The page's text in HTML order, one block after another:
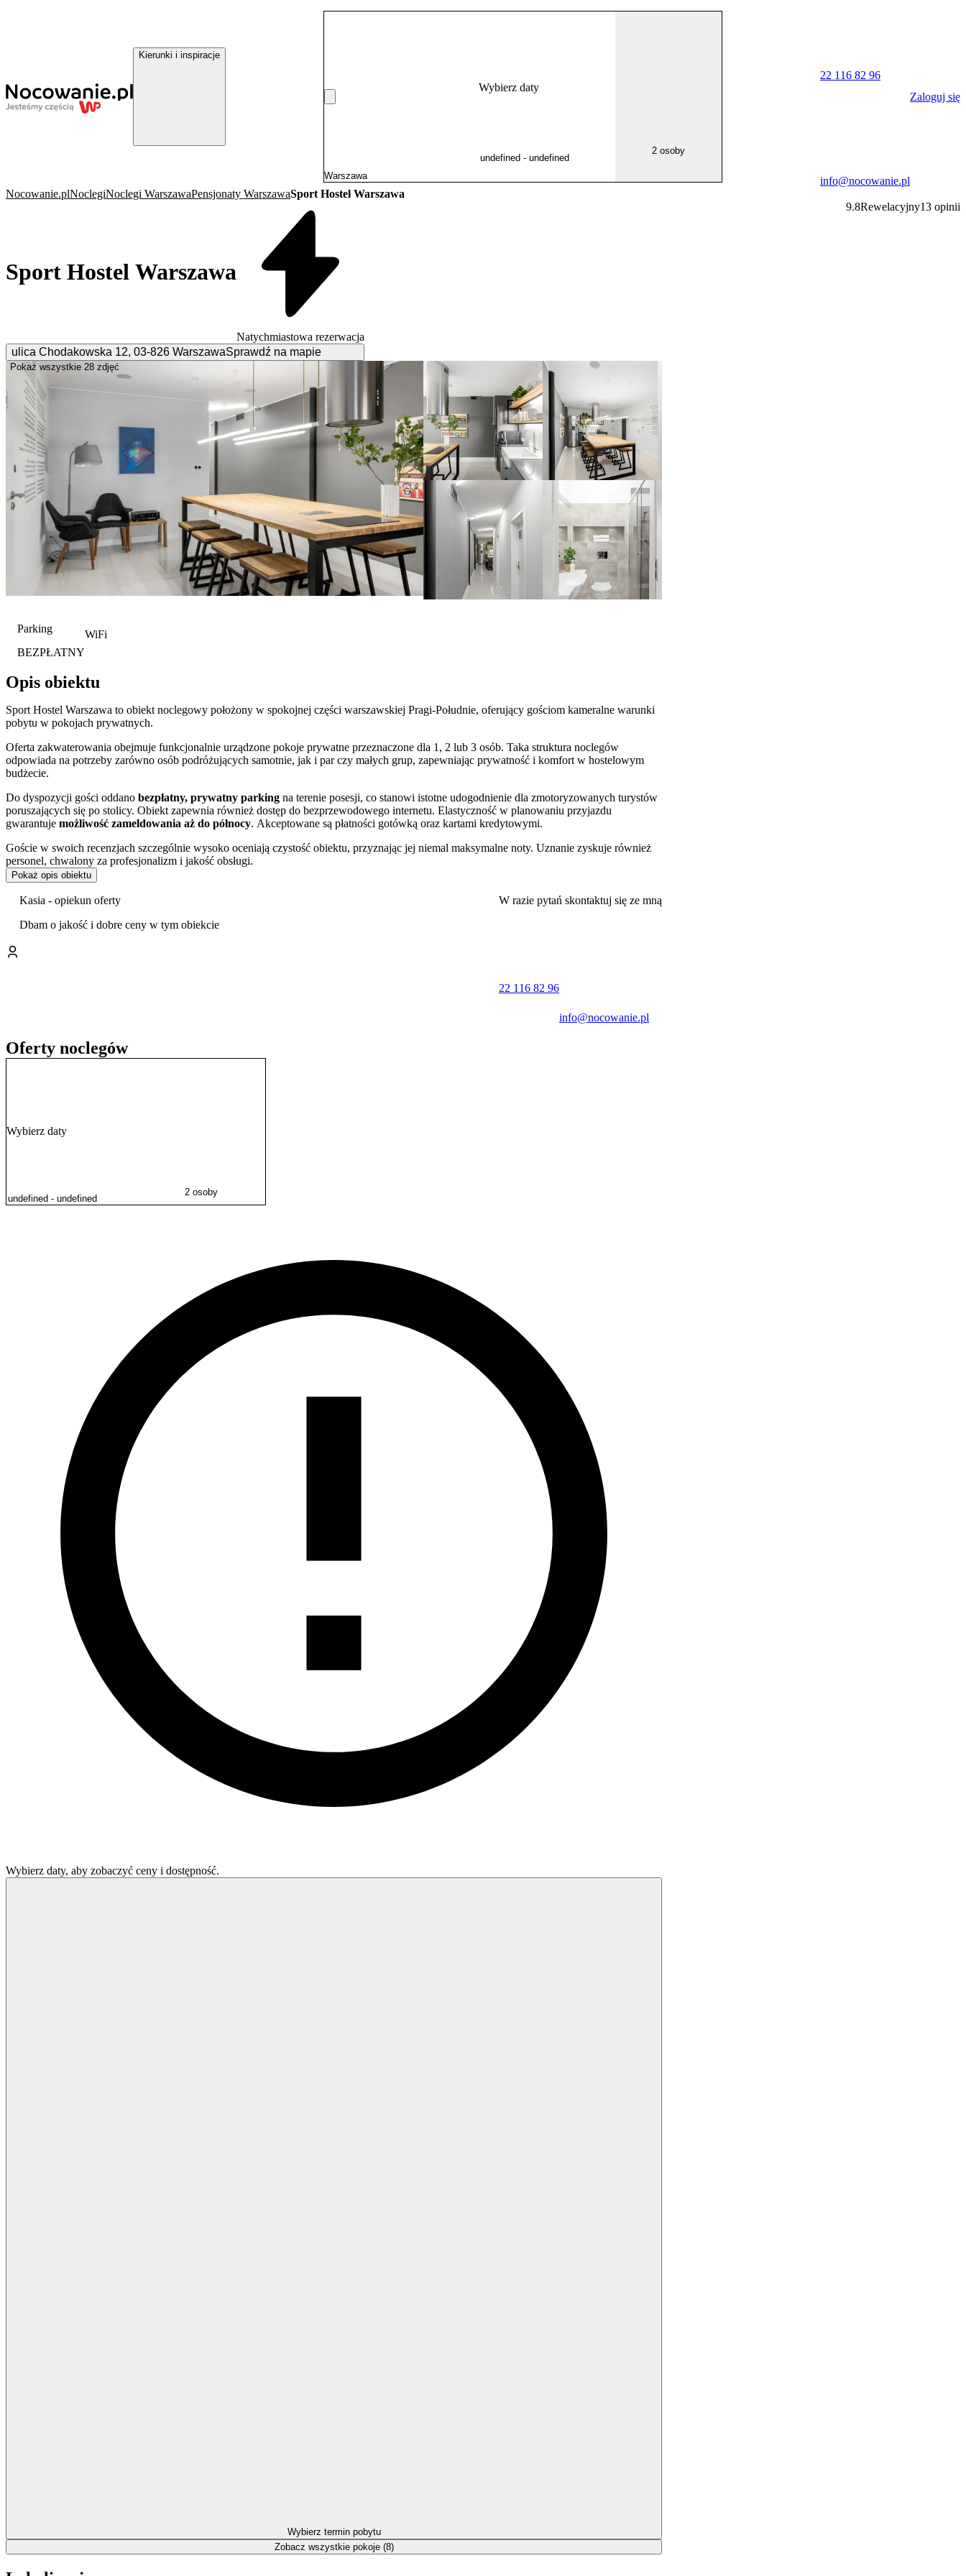
Kierunki i inspiracje
Wybierz daty
2 osoby
22 116 82 96
info@nocowanie.pl
Zaloguj się
Nocowanie.plNoclegiNoclegi WarszawaPensjonaty WarszawaSport Hostel Warszawa
Sport Hostel Warszawa
Natychmiastowa rezerwacja
ulica Chodakowska 12, 03-826 WarszawaSprawdź na mapie
9.8Rewelacyjny13 opinii
Pokaż wszystkie 28 zdjęć
Parking
BEZPŁATNY
WiFi
Opis obiektu
Sport Hostel Warszawa to obiekt noclegowy położony w spokojnej części warszawskiej Pragi-Południe, oferujący gościom kameralne warunki
pobytu w pokojach prywatnych.
Oferta zakwaterowania obejmuje funkcjonalnie urządzone pokoje prywatne przeznaczone dla 1, 2 lub 3 osób. Taka struktura noclegów
odpowiada na potrzeby zarówno osób podróżujących samotnie, jak i par czy małych grup, zapewniając prywatność i komfort w hostelowym
budżecie.
Do dyspozycji gości oddano bezpłatny, prywatny parking na terenie posesji, co stanowi istotne udogodnienie dla zmotoryzowanych turystów
poruszających się po stolicy. Obiekt zapewnia również dostęp do bezprzewodowego internetu. Elastyczność w planowaniu przyjazdu
gwarantuje możliwość zameldowania aż do północy. Akceptowane są płatności gotówką oraz kartami kredytowymi.
Goście w swoich recenzjach szczególnie wysoko oceniają czystość obiektu, przyznając jej niemal maksymalne noty. Uznanie zyskuje również
personel, chwalony za profesjonalizm i jakość obsługi.
Hostel zlokalizowany jest przy ulicy Chodakowskiej, w dobrze skomunikowanej części Pragi-Południe. Położenie to pozwala na łatwe dotarcie
do centrum miasta, a jednocześnie zapewnia odpoczynek od wielkomiejskiego zgiełku. W bezpośrednim sąsiedztwie znajduje sięPGE
się tak znane miejsca jak Pałac Kultury i Nauki czy Zamek Królewski. Turyści zainteresowani historią docenią bliskość
Warszawskiego
Pokaż opis obiektu
Kasia - opiekun oferty
Dbam o jakość i dobre ceny w tym obiekcie
W razie pytań skontaktuj się ze mną
22 116 82 96
info@nocowanie.pl
Oferty noclegów
Wybierz daty
2 osoby
Wybierz daty, aby zobaczyć ceny i dostępność.
Wybierz termin pobytu
Zobacz wszystkie pokoje (8)